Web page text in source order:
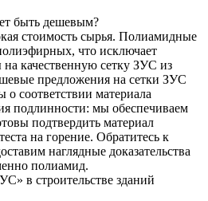
быть дешевым?
стоимость сырья. Полиамидные
что исключает
качественную сетку ЗУС из
предложения на сетки ЗУС
соответствии материала
подлинности: мы обеспечиваем
подтвердить материал
на горение. Обратитесь к
наглядные доказательства
полиамид.
в строительстве зданий